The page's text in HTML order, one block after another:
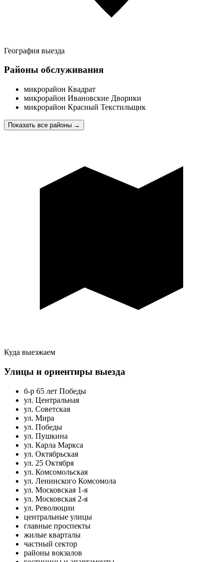
География выезда
Районы обслуживания
микрорайон Квадрат
микрорайон Ивановские Дворики
микрорайон Красный Текстильщик
Показать все районы →
Куда выезжаем
Улицы и ориентиры выезда
б-р 65 лет Победы
ул. Центральная
ул. Советская
ул. Мира
ул. Победы
ул. Пушкина
ул. Карла Маркса
ул. Октябрьская
ул. 25 Октября
ул. Комсомольская
ул. Ленинского Комсомола
ул. Московская 1-я
ул. Московская 2-я
ул. Революции
центральные улицы
главные проспекты
жилые кварталы
частный сектор
районы вокзалов